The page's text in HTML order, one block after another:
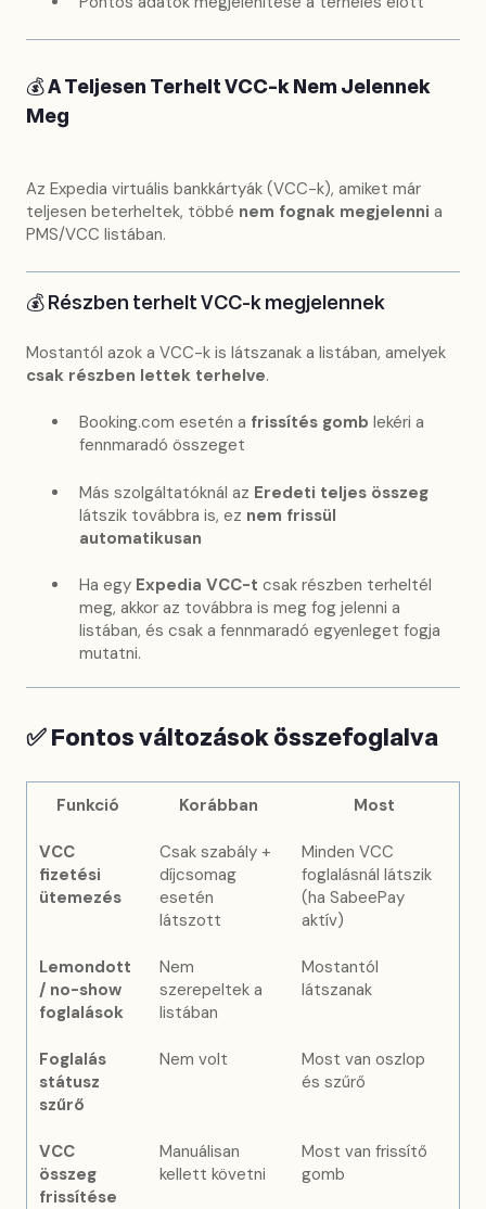
💰A Teljesen Terhelt VCC-k Nem Jelennek
Meg
Az Expedia virtuális bankkártyák (VCC-k), amiket már
teljesen beterheltek, többé nem fognak megjelenni a
PMS/VCC listában.
💰 Részben terhelt VCC-k megjelennek
Mostantól azok a VCC-k is látszanak a listában, amelyek
csak részben lettek terhelve.
Booking.com esetén a frissítés gomb lekéri a
fennmaradó összeget
Más szolgáltatóknál az Eredeti teljes összeg
látszik továbbra is, ez nem frissül
automatikusan
Ha egy Expedia VCC-t csak részben terheltél
meg, akkor az továbbra is meg fog jelenni a
listában, és csak a fennmaradó egyenleget fogja
mutatni.
✅ Fontos változások összefoglalva
Funkció Korábban Most
VCC
fizetési
ütemezés
Csak szabály +
díjcsomag
esetén
látszott
Minden VCC
foglalásnál látszik
(ha SabeePay
aktív)
Lemondott
/ no-show
foglalások
Nem
szerepeltek a
listában
Mostantól
látszanak
Foglalás
státusz
szűrő
Nem volt
Most van oszlop
és szűrő
VCC
összeg
frissítése
Manuálisan
kellett követni
Most van frissítő
gomb